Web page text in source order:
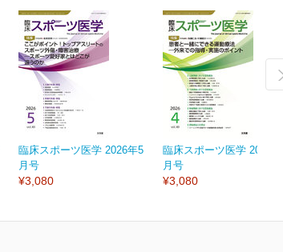
臨床スポーツ医学 2026年5
月号
¥3,080
臨床スポーツ医学 2026年4
月号
¥3,080